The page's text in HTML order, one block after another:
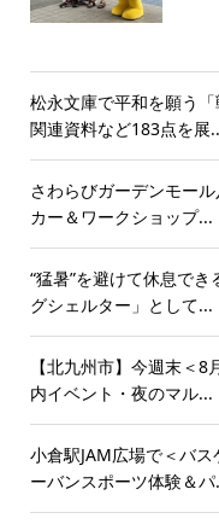
松永文庫で平和を願う
関連資料など183点を展
さわらびガーデンモー
カー＆ワークショップ...
“猛暑”を避けて休息で
グシェルター」として...
【北九州市】今週末＜
内イベント・夜のマル...
小倉駅JAM広場で＜バ
ーバンスポーツ体験＆パ